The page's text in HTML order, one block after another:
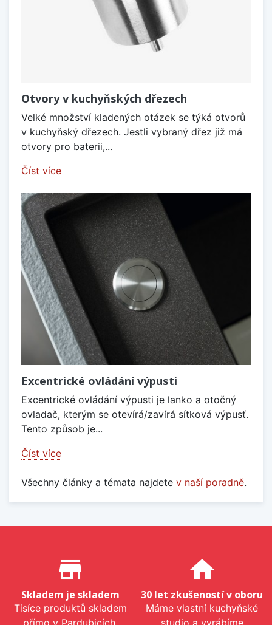
Otvory v kuchyňských dřezech
Velké množství kladených otázek se týká otvorů
v kuchyňský dřezech. Jestli vybraný dřez již má
otvory pro baterii,...
Číst více
Excentrické ovládání výpusti
Excentrické ovládání výpusti je lanko a otočný
ovladač, kterým se otevírá/zavírá sítková výpusť.
Tento způsob je...
Číst více
Všechny články a témata najdete v naší poradně.
Proč nakupovat u nás?
store_mall_directory
Skladem je skladem
Tisíce produktů skladem
přímo v Pardubicích.
home
30 let zkušeností v oboru
Máme vlastní kuchyňské
studio a vyrábíme